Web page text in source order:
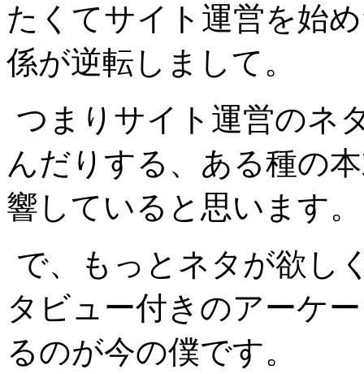
たくてサイト運営を始
係が逆転しまして。
つまりサイト運営のネ
んだりする、ある種の
響していると思います。
で、もっとネタが欲し
タビュー付きのアーケ
るのが今の僕です。